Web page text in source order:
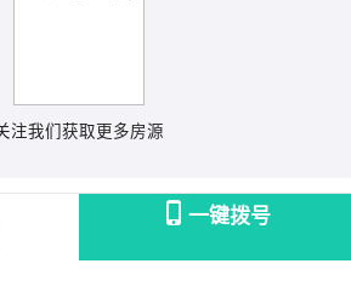
一键拨号
注我们获取更多房源